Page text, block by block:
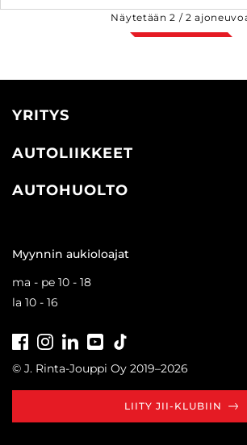
Näytetään2 /2
YRITYS
AUTOLIIKKEET
AUTOHUOLTO
Myynnin aukioloajat
ma - pe 10 - 18
la 10 - 16
FacebookInstagramLinkedInYoutube
© J. Rinta-Jouppi Oy 2019–2026
LIITY JII-KLUBIIN